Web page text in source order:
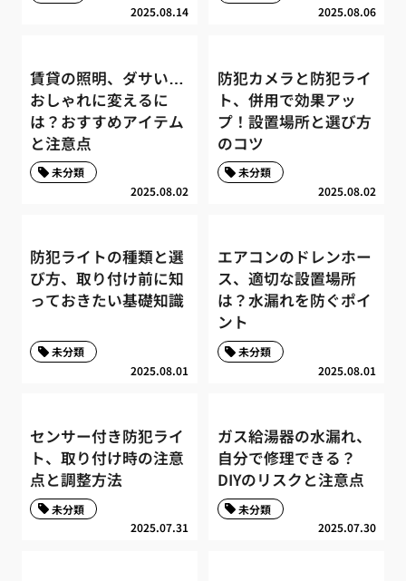
2025.08.14 2025.08.06
賃貸の照明、ダサい…
おしゃれに変えるに
は？おすすめアイテム
と注意点
2025.08.02
未分類
防犯カメラと防犯ライ
ト、併用で効果アッ
プ！設置場所と選び方
のコツ
2025.08.02
未分類
防犯ライトの種類と選
び方、取り付け前に知
っておきたい基礎知識
2025.08.01
未分類
エアコンのドレンホー
ス、適切な設置場所
は？水漏れを防ぐポイ
ント
2025.08.01
未分類
センサー付き防犯ライ
ト、取り付け時の注意
点と調整方法
2025.07.31
未分類
ガス給湯器の水漏れ、
自分で修理できる？
DIYのリスクと注意点
2025.07.30
未分類